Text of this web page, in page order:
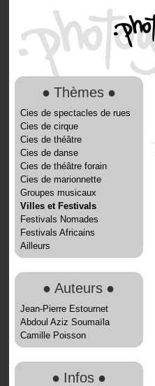
● Thèmes ●
Cies de spectacles de rues
Cies de cirque
Cies de théâtre
Cies de danse
Cies de théâtre forain
Cies de marionnette
Groupes musicaux
Villes et Festivals
Festivals Nomades
Festivals Africains
Ailleurs
● Auteurs ●
Jean-Pierre Estournet
Abdoul Aziz Soumaïla
Camille Poisson
● Infos ●